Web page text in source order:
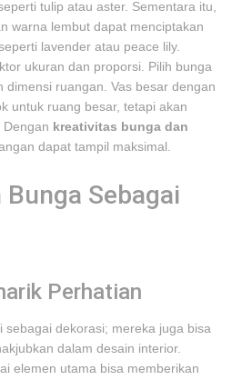
tulip atau aster. Sementara itu,
warna lembut dapat menciptakan
lavender atau peace lily.
ukuran dan proporsi. Pilih bunga
dimensi ruangan. Vas besar dengan
untuk ruang besar, tetapi akan
kreativitas bunga dan
dapat tampil maksimal.
Sebagai
Perhatian
sebagai dekorasi; mereka juga bisa
dalam desain interior.
elemen utama bisa memberikan